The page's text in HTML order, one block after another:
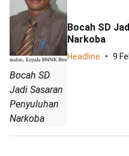
Bocah SD
Jadi Sasaran
Penyuluhan
Narkoba
Bocah SD
Narkoba
Headline 9